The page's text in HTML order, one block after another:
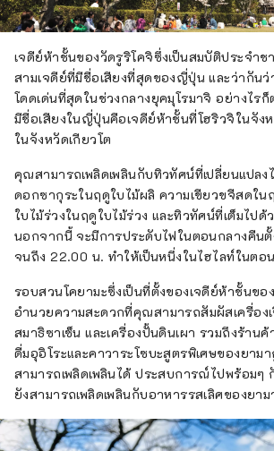
เจดีย์ห้าชั้นของวัดรูริโคจิซึ่งเป็นสมบัติประจำช
สามเจดีย์ที่มีชื่อเสียงที่สุดของญี่ปุ่น และว่ากันว่
โดดเด่นที่สุดในช่วงกลางยุคมุโรมาจิ อย่างไร
มีชื่อเสียงในญี่ปุ่นคือเจดีย์ห้าชั้นที่โฮริวจิในจัง
ในจังหวัดเกียวโต
คุณสามารถเพลิดเพลินกับทิวทัศน์ที่เปลี่ยนแปล
ดอกซากุระในฤดูใบไม้ผลิ ความเขียวขจีสดใน
ใบไม้ร่วงในฤดูใบไม้ร่วง และทิวทัศน์ที่เต็มไป
นอกจากนี้ จะมีการประดับไฟในตอนกลางคืน
จนถึง 22.00 น. ทำให้เป็นหนึ่งในไฮไลท์ในตอ
รอบสวนโคยามะซึ่งเป็นที่ตั้งของเจดีย์ห้าชั้นขอ
อำนวยความสะดวกที่คุณสามารถสัมผัสเครื่อง
สมาธิซาเซ็น และเครื่องปั้นดินเผา รวมถึงร้านค้
ดื่มอุอิโระและคาวาระโซบะสูตรพิเศษของยาม
สามารถเพลิดเพลินได้ ประสบการณ์ไปพร้อมๆ
ยังสามารถเพลิดเพลินกับอาหารรสเลิศของยา